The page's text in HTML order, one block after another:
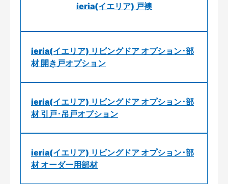
ieria(イエリア) 戸襖
ieria(イエリア) リビングドア オプション･部
材 開き戸オプション
ieria(イエリア) リビングドア オプション･部
材 引戸･吊戸オプション
ieria(イエリア) リビングドア オプション･部
材 オーダー用部材